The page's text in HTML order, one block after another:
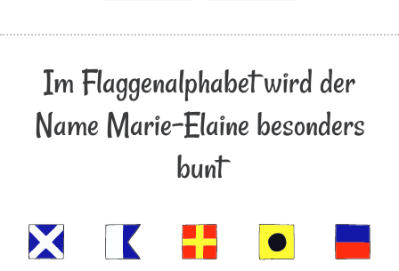
Im Flaggenalphabet wird der
Name Marie-Elaine besonders
bunt